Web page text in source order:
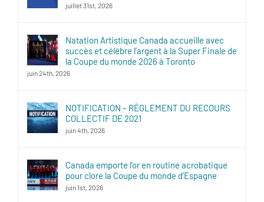
juillet 31st, 2026
Natation Artistique Canada accueille avec
succès et célèbre l’argent à la Super Finale de
la Coupe du monde 2026 à Toronto
juin 24th, 2026
NOTIFICATION – RÈGLEMENT DU RECOURS
COLLECTIF DE 2021
juin 4th, 2026
Canada emporte l’or en routine acrobatique
pour clore la Coupe du monde d’Espagne
juin 1st, 2026